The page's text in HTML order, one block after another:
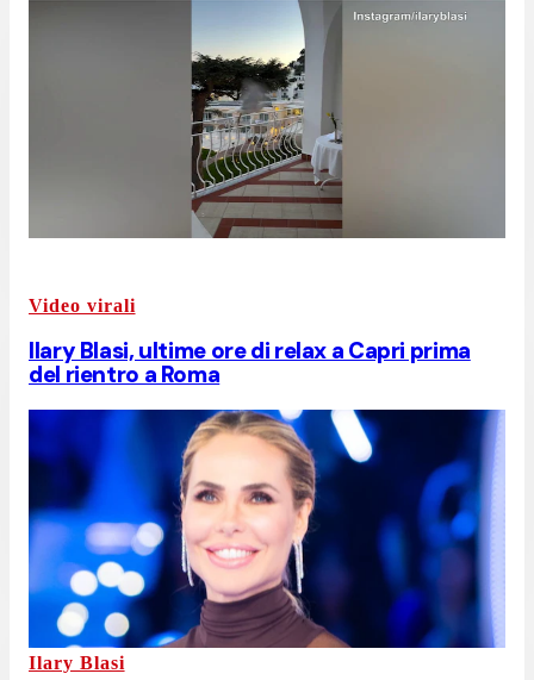
Video virali
Ilary Blasi, ultime ore di relax a Capri prima
del rientro a Roma
Ilary Blasi